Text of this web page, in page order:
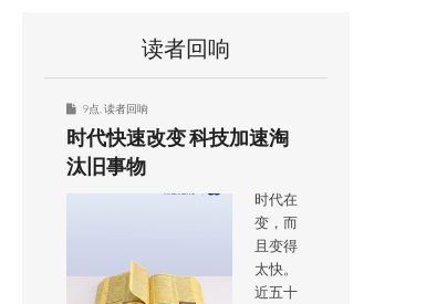
读者回响
9点 读者回响
时代快速改变 科技加速淘
汰旧事物
时代在
变，而
且变得
太快。
近五十